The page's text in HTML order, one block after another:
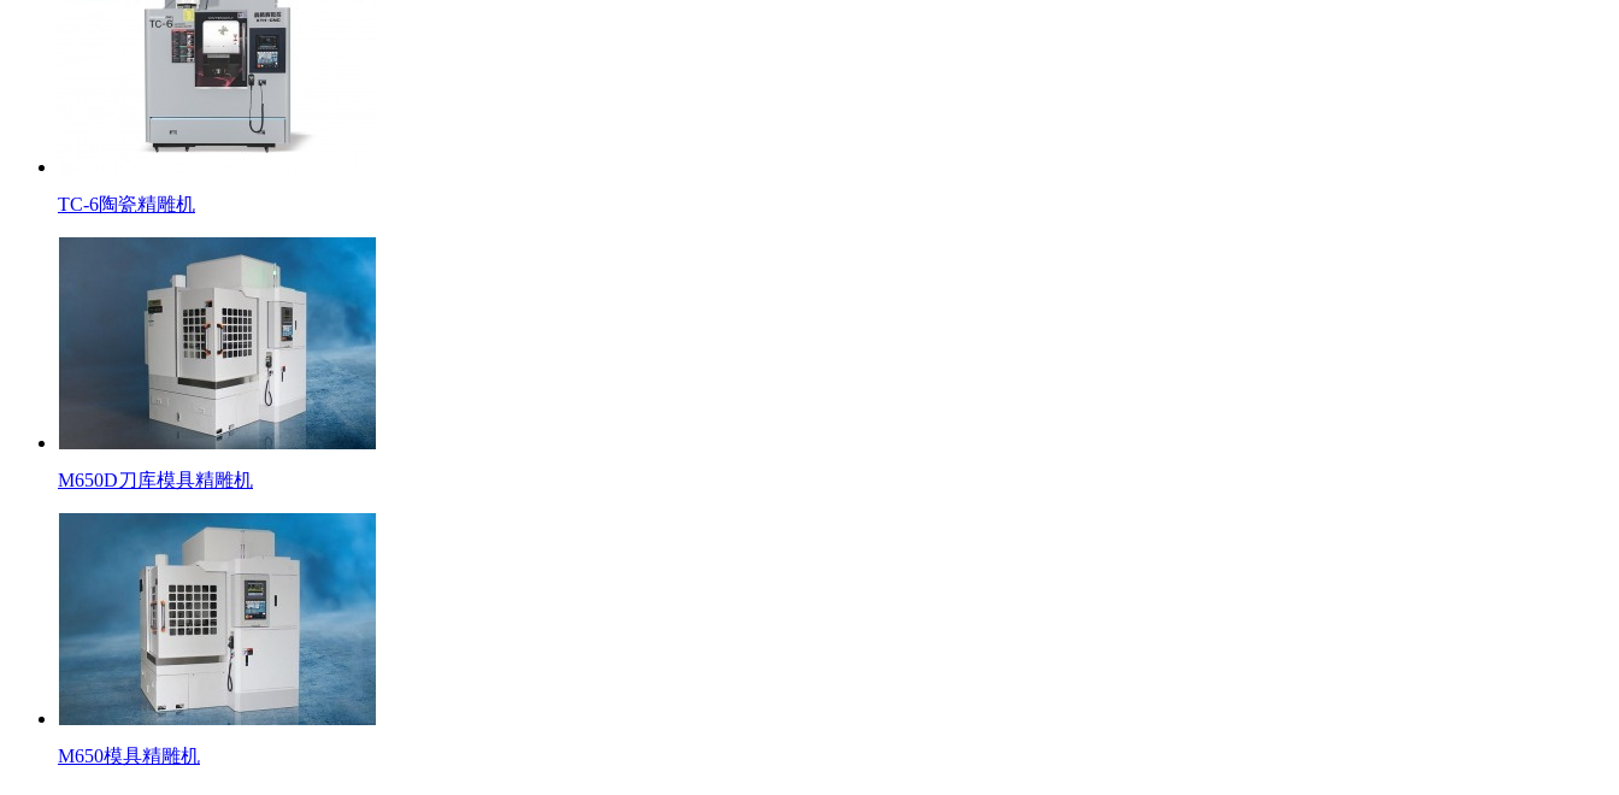
TC-6陶瓷精雕机
M650D刀库模具精雕机
M650模具精雕机